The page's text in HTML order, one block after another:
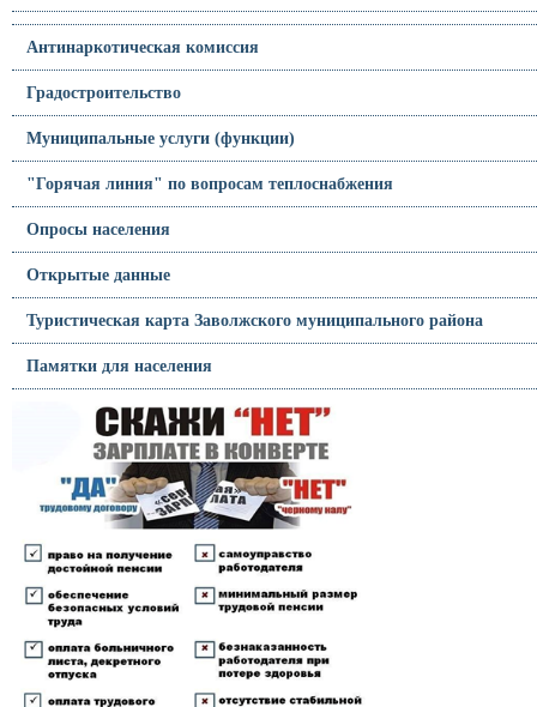
Антинаркотическая комиссия
Градостроительство
Муниципальные услуги (функции)
"Горячая линия" по вопросам теплоснабжения
Опросы населения
Открытые данные
Туристическая карта Заволжского муниципального района
Памятки для населения